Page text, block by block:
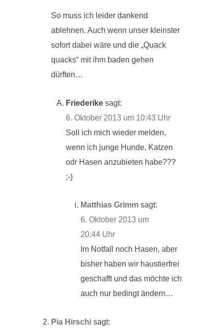
So muss ich leider dankend
ablehnen. Auch wenn unser kleinster
sofort dabei wäre und die „Quack
quacks“ mit ihm baden gehen
dürften…
Friederike sagt:
6. Oktober 2013 um 10:43 Uhr
Soll ich mich wieder melden,
wenn ich junge Hunde, Katzen
odr Hasen anzubieten habe???
;-)
Matthias Grimm sagt:
6. Oktober 2013 um
20:44 Uhr
Im Notfall noch Hasen, aber
bisher haben wir haustierfrei
geschafft und das möchte ich
auch nur bedingt ändern…
Pia Hirschi sagt: